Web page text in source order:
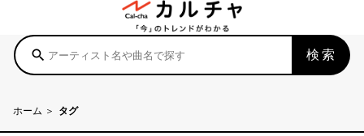
search 検索
ホーム タグ